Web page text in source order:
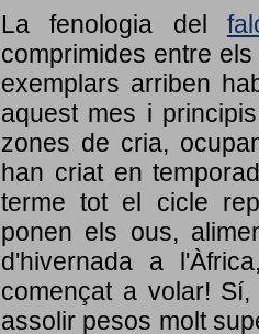
La fenologia del
comprimides entre
exemplars arriben
aquest mes i
zones de cria,
han criat en
terme tot el cicle
ponen els ous,
d'hivernada a
començat a volar!
assolir pesos molt